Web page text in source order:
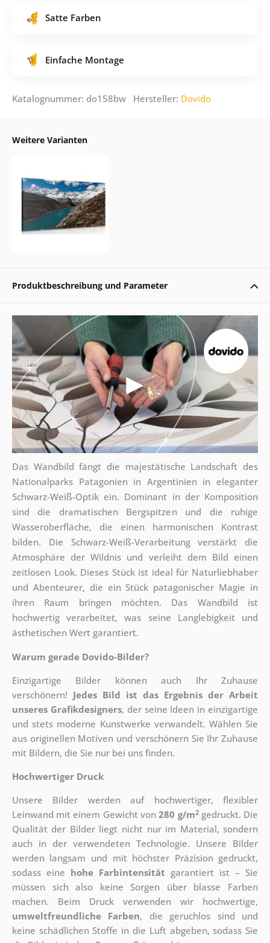
Satte Farben
Einfache Montage
Katalognummer: do158bw Hersteller: Dovido
Weitere Varianten
Produktbeschreibung und Parameter
Das Wandbild fängt die majestätische Landschaft des
Nationalparks Patagonien in Argentinien in eleganter
Schwarz-Weiß-Optik ein. Dominant in der Komposition
sind die dramatischen Bergspitzen und die ruhige
Wasseroberfläche, die einen harmonischen Kontrast
bilden. Die Schwarz-Weiß-Verarbeitung verstärkt die
Atmosphäre der Wildnis und verleiht dem Bild einen
zeitlosen Look. Dieses Stück ist ideal für Naturliebhaber
und Abenteurer, die ein Stück patagonischer Magie in
ihren Raum bringen möchten. Das Wandbild ist
hochwertig verarbeitet, was seine Langlebigkeit und
ästhetischen Wert garantiert.
Warum gerade Dovido-Bilder?
Einzigartige Bilder können auch Ihr Zuhause
verschönern! Jedes Bild ist das Ergebnis der Arbeit
unseres Grafikdesigners, der seine Ideen in einzigartige
und stets moderne Kunstwerke verwandelt. Wählen Sie
aus originellen Motiven und verschönern Sie Ihr Zuhause
mit Bildern, die Sie nur bei uns finden.
Hochwertiger Druck
Unsere Bilder werden auf hochwertiger, flexibler
Leinwand mit einem Gewicht von280 g/m2gedruckt. Die
Qualität der Bilder liegt nicht nur im Material, sondern
auch in der verwendeten Technologie. Unsere Bilder
werden langsam und mit höchster Präzision gedruckt,
sodass eine hohe Farbintensität garantiert ist – Sie
müssen sich also keine Sorgen über blasse Farben
machen. Beim Druck verwenden wir hochwertige,
umweltfreundliche Farben, die geruchlos sind und
keine schädlichen Stoffe in die Luft abgeben, sodass Sie